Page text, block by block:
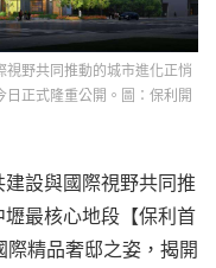
野共同推動的城市進化正悄
正式隆重公開。圖：保利開
設與國際視野共同推
最核心地段【保利首
精品奢邸之姿，揭開